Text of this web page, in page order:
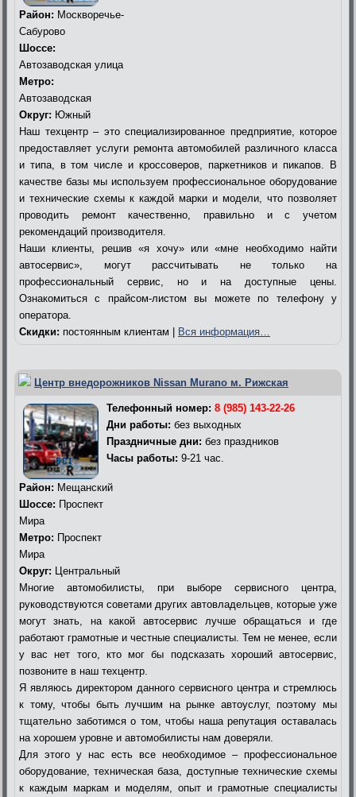
Район: Москворечье-
Сабурово
Шоссе:
Автозаводская улица
Метро:
Автозаводская
Округ: Южный
Наш техцентр – это специализированное предприятие, которое
предоставляет услуги ремонта автомобилей различного класса
и типа, в том числе и кроссоверов, паркетников и пикапов. В
качестве базы мы используем профессиональное оборудование
и технические схемы к каждой марки и модели, что позволяет
проводить ремонт качественно, правильно и с учетом
рекомендаций производителя.
Наши клиенты, решив «я хочу» или «мне необходимо найти
автосервис», могут рассчитывать не только на
профессиональный сервис, но и на доступные цены.
Ознакомиться с прайсом-листом вы можете по телефону у
оператора.
Скидки: постоянным клиентам | Вся информация…
Центр внедорожников Nissan Murano м. Рижская
Телефонный номер: 8 (985) 143-22-26
Дни работы: без выходных
Праздничные дни: без праздников
Часы работы: 9-21 час.
Район: Мещанский
Шоссе: Проспект
Мира
Метро: Проспект
Мира
Округ: Центральный
Многие автомобилисты, при выборе сервисного центра,
руководствуются советами других автовладельцев, которые уже
могут знать, на какой автосервис лучше обращаться и где
работают грамотные и честные специалисты. Тем не менее, если
у вас нет того, кто мог бы подсказать хороший автосервис,
позвоните в наш техцентр.
Я являюсь директором данного сервисного центра и стремлюсь
к тому, чтобы быть лучшим на рынке автоуслуг, поэтому мы
тщательно заботимся о том, чтобы наша репутация оставалась
на хорошем уровне и автомобилисты нам доверяли.
Для этого у нас есть все необходимое – профессиональное
оборудование, техническая база, доступные технические схемы
к каждым маркам и моделям, опыт и грамотные специалисты